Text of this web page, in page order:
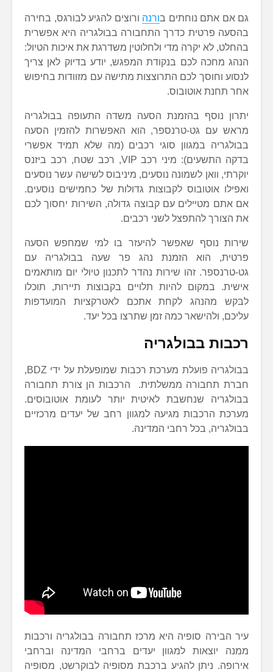
גם אם אתם נוחתים בורנה ורוצים להגיע לבורגס, בחירה
בהסעה פרטית כדרך התחבורה בבולגריה היא אפשרית
בהחלט, לא יקרה מדי ולחלוטין משדרגת את איכות הטיול:
הנהג מחכה לכם בנקודת המפגש, יודע בדיוק לאן צריך
לנסוע וחוסך לכם התרוצצות מתישה עם מזוודות בחיפוש
אחר תחנת אוטובוס.
יתרון נוסף בהזמנת הסעה משדה התעופה בבולגריה
מראש עם גט-טרנספר, הוא האפשרות להזמין הסעה
בבולגריה במגוון סוגי רכבים (מה שלא תמיד אפשרי
בדקה התשעים): מיני רכב VIP, רכב שטח, רכב ביזנס
יוקרתי, וואן לשמונה נוסעים, מיניבוס לשישה עשר נוסעים
ואפילו אוטובוס לקבוצות גדולות של כחמישים נוסעים.
אם אתם מטיילים עם קבוצה גדולה, השירות יחסוך לכם
את הצורך להתפצל לשני רכבים.
שירות נוסף שאפשר להיעזר בו למי שמחפש הסעה
פרטית, הוא הזמנת נהג פר שעה בבולגריה עם
גט-טרנספר. זהו שירות נהדר לתכנון טיולי יום מותאמים
אישית. במקום להיות תלויים בקבוצות תיירות, תוכלו
לבקש מהנהג לקחת אתכם לאטרקציות המועדפות
עליכם, ולהישאר כמה זמן שתרצו בכל יעד.
רכבות בבולגריה
בבולגריה פועלת מערכת רכבות שמופעלת על ידי BDZ,
חברת תחבורה ממשלתית. הרכבות הן צורת תחבורה
בבולגריה שנחשבת לאיטית יותר לעומת אוטובוסים.
מערכת הרכבות מגיעה למגוון רחב של יעדים מרכזיים
בבולגריה, בכל רחבי המדינה.
עיר הבירה סופיה היא מרכז תחבורה בבולגריה ורכבות
ממנה יוצאות למגוון יעדים ברחבי המדינה וברחבי
אירופה. ניתן להגיע ברכבת מסופיה לבוקרשט, מסופיה